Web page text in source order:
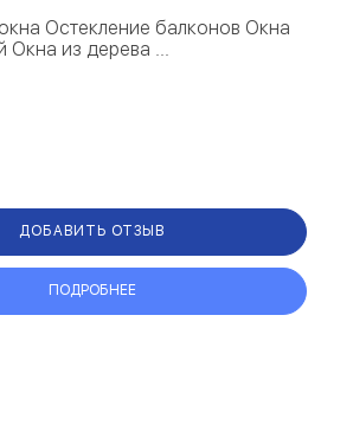
Остекление балконов Окна
Окна из дерева ...
ДОБАВИТЬ ОТЗЫВ
ПОДРОБНЕЕ